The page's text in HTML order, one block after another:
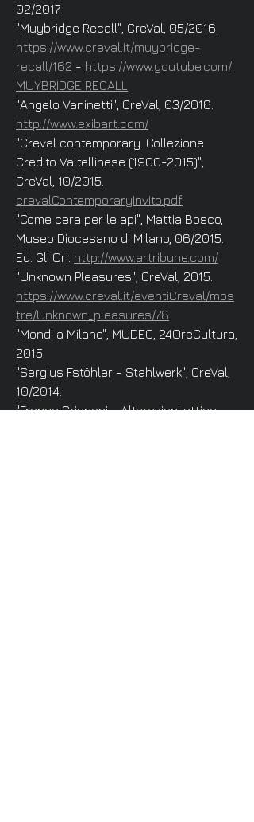
02/2017.
"Muybridge Recall", CreVal, 05/2016.
https://www.creval.it/muybridge-
recall/162 - https://www.youtube.com/
MUYBRIDGE RECALL
"Angelo Vaninetti", CreVal, 03/2016.
http://www.exibart.com/
"Creval contemporary. Collezione
Credito Valtellinese (1900-2015)",
CreVal, 10/2015.
crevalContemporaryInvito.pdf
"Come cera per le api", Mattia Bosco,
Museo Diocesano di Milano, 06/2015.
Ed. Gli Ori. http://www.artribune.com/
"Unknown Pleasures", CreVal, 2015.
https://www.creval.it/eventiCreval/mos
tre/Unknown_pleasures/78
"Mondi a Milano", MUDEC, 24OreCultura,
2015.
"Sergius Fstöhler - Stahlwerk", CreVal,
10/2014.
"Franco Grignani - Alterazioni ottico